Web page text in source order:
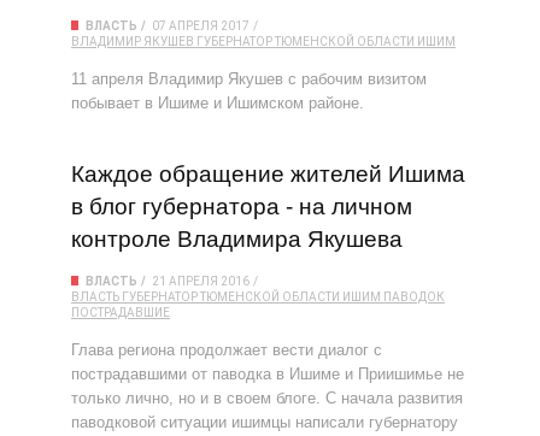
ВЛАСТЬ
07 АПРЕЛЯ 2017
ВЛАДИМИР ЯКУШЕВ ГУБЕРНАТОР ТЮМЕНСКОЙ ОБЛАСТИ ИШИМ
11 апреля Владимир Якушев с рабочим визитом
побывает в Ишиме и Ишимском районе.
Каждое обращение жителей Ишима
в блог губернатора - на личном
контроле Владимира Якушева
ВЛАСТЬ
21 АПРЕЛЯ 2016
ВЛАСТЬ ГУБЕРНАТОР ТЮМЕНСКОЙ ОБЛАСТИ ИШИМ ПАВОДОК
ПОСТРАДАВШИЕ
Глава региона продолжает вести диалог с
пострадавшими от паводка в Ишиме и Приишимье не
только лично, но и в своем блоге. С начала развития
паводковой ситуации ишимцы написали губернатору